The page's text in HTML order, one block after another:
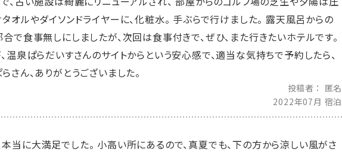
オルやダイソンドライヤーに、化粧水。 手ぶらで行けました。 露天風呂からの
で食事無しにしましたが、次回は食事付きで、ぜひ、また行きたいホテルです。
温泉ぱらだいすさんのサイトからという安心感で、適当な気持ちで予約したら、
さん、ありがとうございました。
投稿者
匿名
2022年07月 宿泊
当に大満足でした。 小高い所にあるので、真夏でも、下の方から涼しい風がさ